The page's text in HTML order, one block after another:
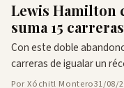
Lewis Hamilton
suma 15
Con este doble
carreras de igualar un
Por Xóchitl Montero31/08/